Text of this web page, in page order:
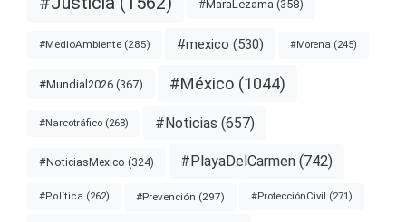
#MaraLezama (358)
#MedioAmbiente (285) #mexico (530) #Morena (245)
#Mundial2026 (367) #México (1044)
#Narcotráfico (268) #Noticias (657)
#NoticiasMexico (324) #PlayaDelCarmen (742)
#Política (262) #Prevención (297) #ProtecciónCivil (271)